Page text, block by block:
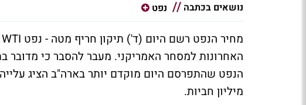
נושאים בכתבה
נפט
האחרונות למסחר האמריקני. מעבר להסבר כי מדובר
מיליון חביות.